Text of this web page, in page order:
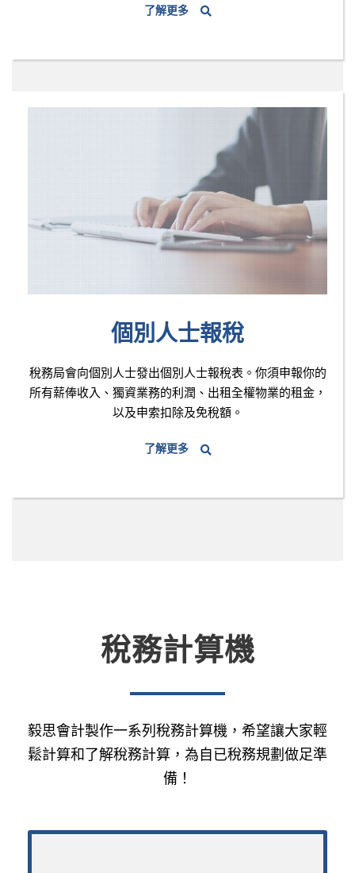
了解更多
個別人士報稅
稅務局會向個別人士發出個別人士報稅表。你須申報你的
所有薪俸收入、獨資業務的利潤、出租全權物業的租金，
以及申索扣除及免稅額。
了解更多
稅務計算機
毅思會計製作一系列稅務計算機，希望讓大家輕
鬆計算和了解稅務計算，為自已稅務規劃做足準
備！